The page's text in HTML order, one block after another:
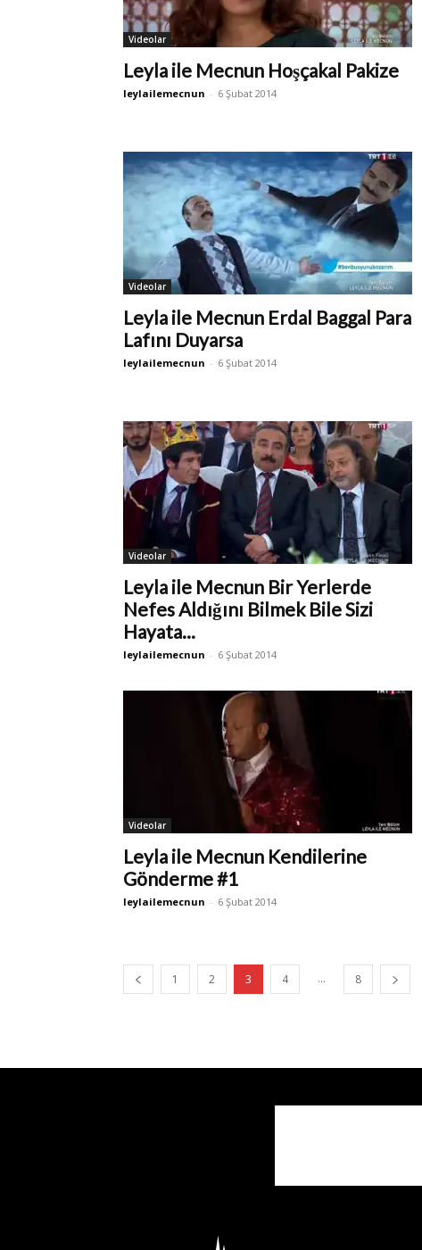
Videolar
Leyla ile Mecnun Hoşçakal Pakize
leylailemecnun - 6 Şubat 2014
Videolar
Leyla ile Mecnun Erdal Baggal Para
Lafını Duyarsa
leylailemecnun - 6 Şubat 2014
Videolar
Leyla ile Mecnun Bir Yerlerde
Nefes Aldığını Bilmek Bile Sizi
Hayata...
leylailemecnun - 6 Şubat 2014
Videolar
Leyla ile Mecnun Kendilerine
Gönderme #1
leylailemecnun - 6 Şubat 2014
1 2 3 4 ... 8